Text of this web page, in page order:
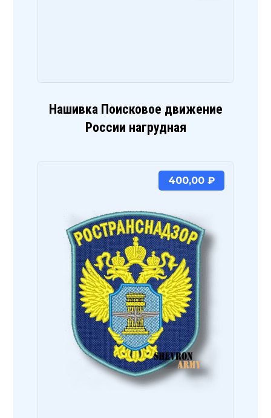
Нашивка Поисковое движение
России нагрудная
400,00 ₽